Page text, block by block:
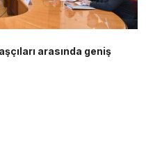
arasında geniş